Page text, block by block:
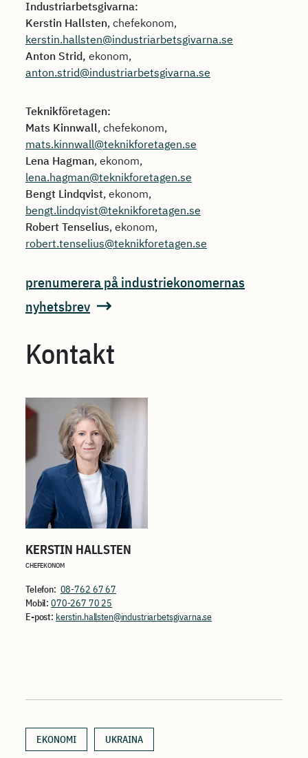
Industriarbetsgivarna:
Kerstin Hallsten, chefekonom,
kerstin.hallsten@industriarbetsgivarna.se
Anton Strid, ekonom,
anton.strid@industriarbetsgivarna.se
Teknikföretagen:
Mats Kinnwall, chefekonom,
mats.kinnwall@teknikforetagen.se
Lena Hagman, ekonom,
lena.hagman@teknikforetagen.se
Bengt Lindqvist, ekonom,
bengt.lindqvist@teknikforetagen.se
Robert Tenselius, ekonom,
robert.tenselius@teknikforetagen.se
prenumerera på industriekonomernas
nyhetsbrev
Kontakt
KERSTIN HALLSTEN
CHEFEKONOM
Telefon: 08-762 67 67
Mobil:070-267 70 25
E-post: kerstin.hallsten@industriarbetsgivarna.se
EKONOMI UKRAINA